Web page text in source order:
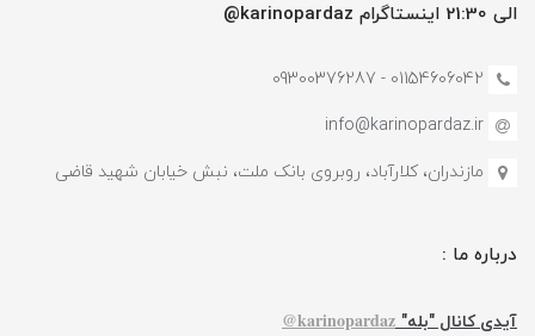
الی 21:30 اینستاگرام karinopardaz@
01154606042 - 09300376287
info@karinopardaz.ir
مازندران، کلارآباد، روبروی بانک ملت، نبش خیابان شهید قاضی
درباره ما :
آیدی کانال "بله" karinopardaz@